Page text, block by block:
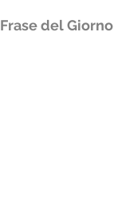
Frase del Giorno